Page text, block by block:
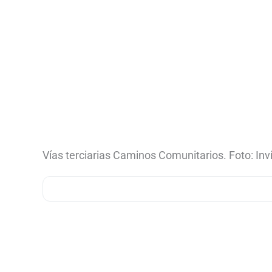
Vías terciarias Caminos Comunitarios. Foto: